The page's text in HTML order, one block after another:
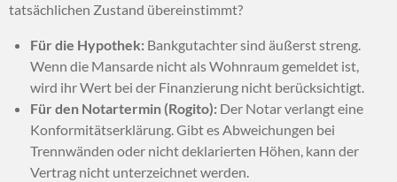
tatsächlichen Zustand übereinstimmt?
Für die Hypothek: Bankgutachter sind äußerst streng.
Wenn die Mansarde nicht als Wohnraum gemeldet ist,
wird ihr Wert bei der Finanzierung nicht berücksichtigt.
Für den Notartermin (Rogito): Der Notar verlangt eine
Konformitätserklärung. Gibt es Abweichungen bei
Trennwänden oder nicht deklarierten Höhen, kann der
Vertrag nicht unterzeichnet werden.